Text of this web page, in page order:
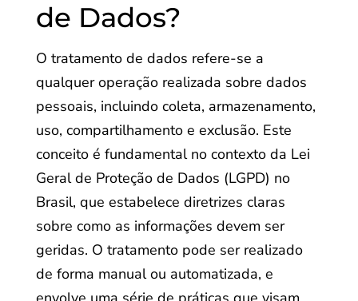
de Dados?
O tratamento de dados refere-se a
qualquer operação realizada sobre dados
pessoais, incluindo coleta, armazenamento,
uso, compartilhamento e exclusão. Este
conceito é fundamental no contexto da Lei
Geral de Proteção de Dados (LGPD) no
Brasil, que estabelece diretrizes claras
sobre como as informações devem ser
geridas. O tratamento pode ser realizado
de forma manual ou automatizada, e